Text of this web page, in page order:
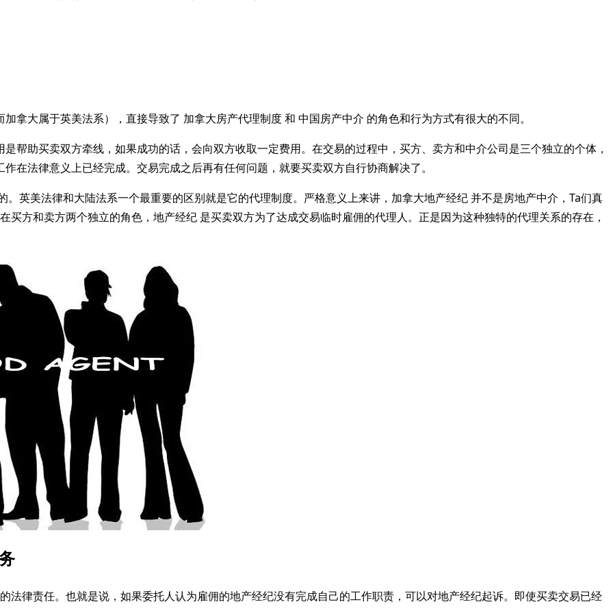
拿大属于英美法系），直接导致了 加拿大房产代理制度 和 中国房产中介 的角色和行为方式有很大的不同。
帮助买卖双方牵线，如果成功的话，会向双方收取一定费用。在交易的过程中，买方、卖方和中介公司是三个独立的个体，
在法律意义上已经完成。交易完成之后再有任何问题，就要买卖双方自行协商解决了。
英美法律和大陆法系一个最重要的区别就是它的代理制度。严格意义上来讲，加拿大地产经纪 并不是房地产中介，Ta们真
方和卖方两个独立的角色，地产经纪 是买卖双方为了达成交易临时雇佣的代理人。正是因为这种独特的代理关系的存在，
法律责任。也就是说，如果委托人认为雇佣的地产经纪没有完成自己的工作职责，可以对地产经纪起诉。即使买卖交易已经